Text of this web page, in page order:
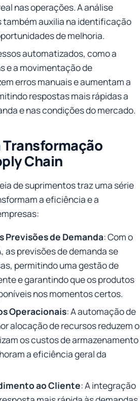
nas operações. A análise
também auxilia na identificação
de melhoria.
automatizados, como a
e a movimentação de
erros manuais e aumentam a
respostas mais rápidas a
e nas condições do mercado.
Chain
de suprimentos traz uma série
a eficiência e a
Previsões de Demanda: Com o
as previsões de demanda se
permitindo uma gestão de
e garantindo que os produtos
nos momentos certos.
Operacionais: A automação de
alocação de recursos reduzem o
os custos de armazenamento
a eficiência geral da
ao Cliente: A integração